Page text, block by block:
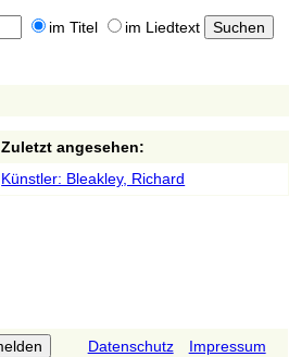
im Titel im Liedtext
Zuletzt angesehen:
Künstler: Bleakley, Richard
Datenschutz Impressum